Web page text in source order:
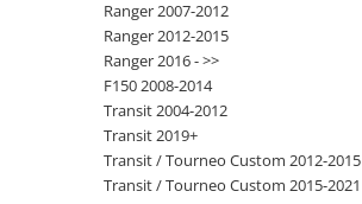
Ranger 2007-2012
Ranger 2012-2015
Ranger 2016 - >>
F150 2008-2014
Transit 2004-2012
Transit 2019+
Transit / Tourneo Custom 2012-2015
Transit / Tourneo Custom 2015-2021